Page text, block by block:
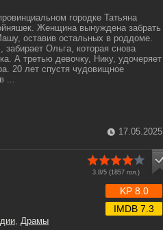
городке Татьяна
Женщина вынуждена забрать
оставив остальных в роддоме.
Ольга, которая снова
А третью девочку, Нику, удочеряет
20 лет спустя чудовищное
...
17.05.2025
3.8/5 (1857 гол.)
, Драмы
KP 8.0
IMDB 7.3